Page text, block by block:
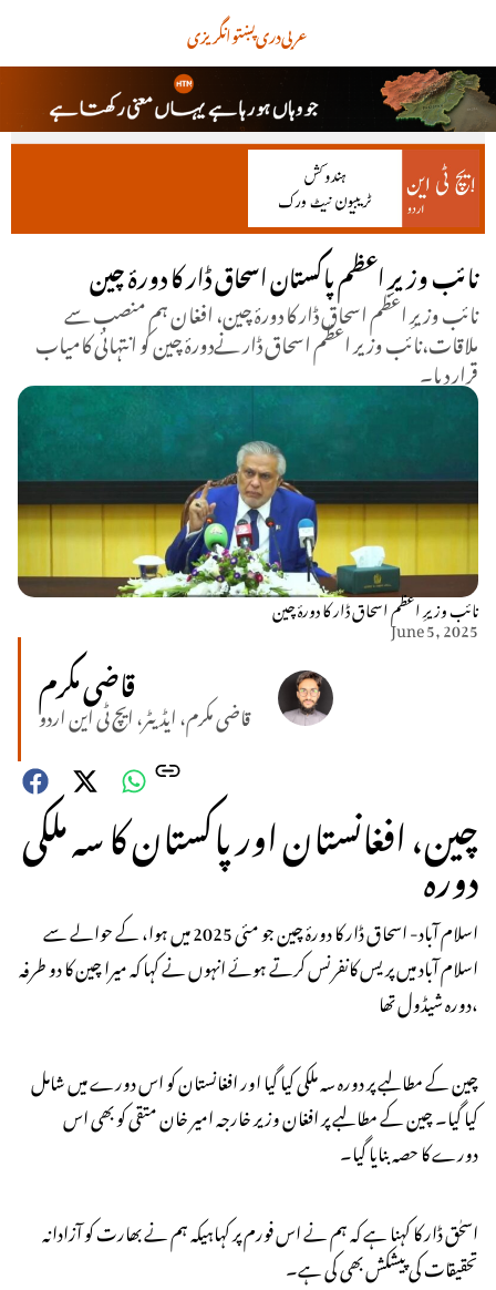
انگریزیپښتودریعربی
نائب وزیرِ اعظم پاکستان اسحاق ڈار کا دورۂ چین
نائب وزیرِ اعظم اسحاق ڈار کا دورۂ چین، افغان ہم منصب سے
ملاقات،نائب وزیر اعظم اسحاق ڈار نےدورۂ چین کو انتہائی کامیاب
قرار دیا۔
نائب وزیرِ اعظم اسحاق ڈار کا دورۂ چین
June 5, 2025
قاضی مکرم
قاضی مکرم، ایڈیٹر، ایچ ٹی این اردو
چین، افغانستان اور پاکستان کا سہ ملکی
دورہ
اسلام آباد- اسحاق ڈار کا دورۂ چین جو مئی 2025 میں ہوا، کے حوالے سے
اسلام آباد میں پریس کانفرنس کرتے ہوئے انہوں نے کہا کہ میرا چین کا دو طرفہ
دورہ شیڈول تھا،
چین کے مطالبے پر دورہ سہ ملکی کیا گیا اور افغانستان کو اس دورے میں شامل
کیا گیا۔ چین کے مطالبے پر افغان وزیر خارجہ امیر خان متقی کو بھی اس
دورے کا حصہ بنایا گیا۔
اسحٰق ڈار کا کہنا ہے کہ ہم نے اس فورم پر کہاہیکہ ہم نے بھارت کو آزادانہ
تحقیقات کی پیشکش بھی کی ہے۔